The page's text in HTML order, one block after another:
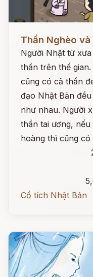
Đọc ngay
Thần Nghèo và
Người Nhật từ
thần trên thế
cũng có cả thần
đạo Nhật Bản
như nhau. Người
thần tai ương,
hoàng thì cũng
Cổ tích Nhật Bản